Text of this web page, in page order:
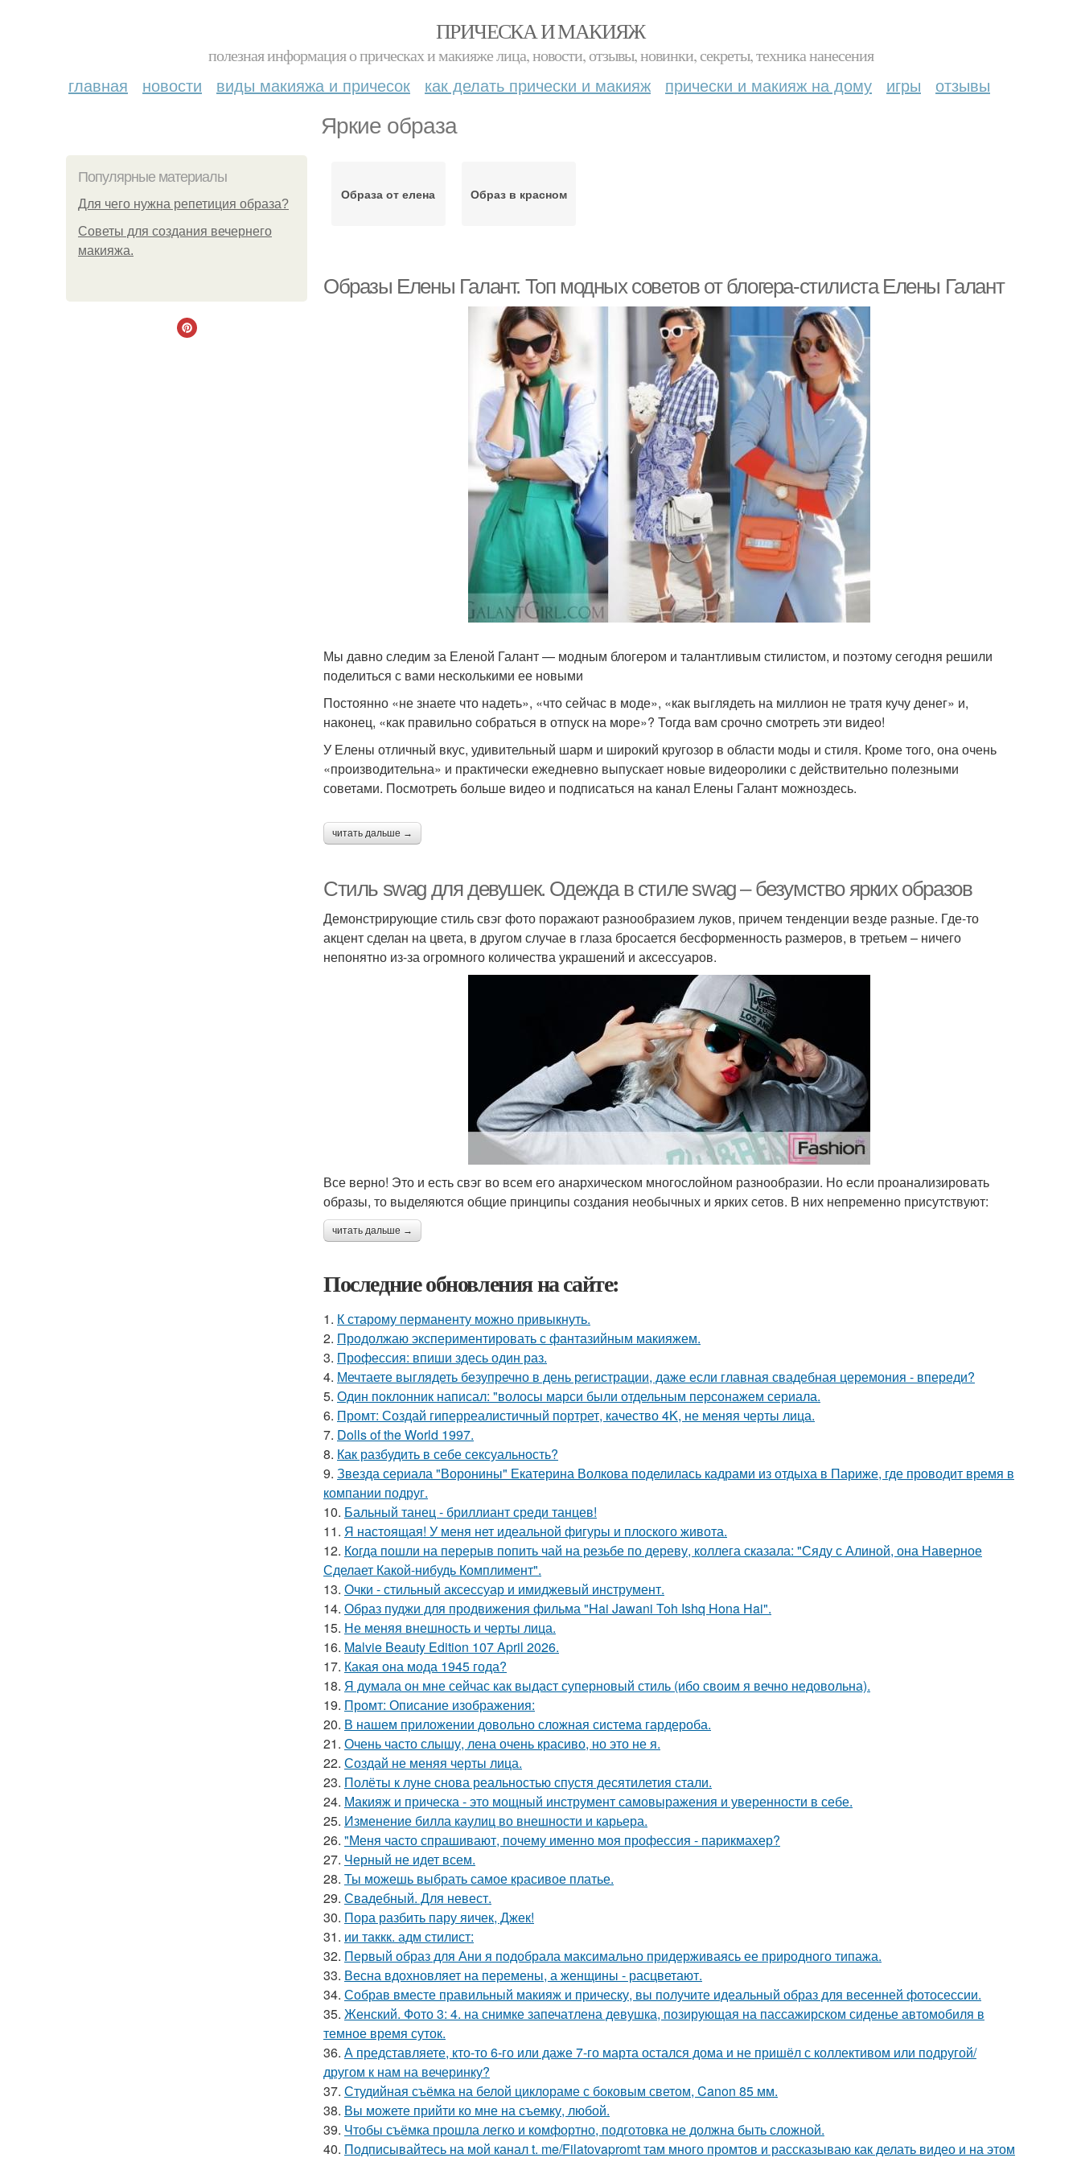
ПРИЧЕСКА И МАКИЯЖ
полезная информация о прическах и макияже лица, новости, отзывы, новинки, секреты, техника нанесения
главная новости виды макияжа и причесок как делать прически и макияж прически и макияж на дому игры отзывы
Яркие образа
Популярные материалы
Для чего нужна репетиция образа?
Советы для создания вечернего
макияжа.
Образа от елена Образ в красном
Образы Елены Галант. Топ модных советов от блогера-стилиста Елены Галант
Мы давно следим за Еленой Галант — модным блогером и талантливым стилистом, и поэтому сегодня решили
поделиться с вами несколькими ее новыми
Постоянно «не знаете что надеть», «что сейчас в моде», «как выглядеть на миллион не тратя кучу денег» и,
наконец, «как правильно собраться в отпуск на море»? Тогда вам срочно смотреть эти видео!
У Елены отличный вкус, удивительный шарм и широкий кругозор в области моды и стиля. Кроме того, она очень
«производительна» и практически ежедневно выпускает новые видеоролики с действительно полезными
советами. Посмотреть больше видео и подписаться на канал Елены Галант можноздесь.
читать дальше →
Стиль swag для девушек. Одежда в стиле swag – безумство ярких образов
Демонстрирующие стиль свэг фото поражают разнообразием луков, причем тенденции везде разные. Где-то
акцент сделан на цвета, в другом случае в глаза бросается бесформенность размеров, в третьем – ничего
непонятно из-за огромного количества украшений и аксессуаров.
Все верно! Это и есть свэг во всем его анархическом многослойном разнообразии. Но если проанализировать
образы, то выделяются общие принципы создания необычных и ярких сетов. В них непременно присутствуют:
читать дальше →
Последние обновления на сайте:
1. К старому перманенту можно привыкнуть.
2. Продолжаю экспериментировать с фантазийным макияжем.
3. Профессия: впиши здесь один раз.
4. Мечтаете выглядеть безупречно в день регистрации, даже если главная свадебная церемония - впереди?
5. Один поклонник написал: "волосы марси были отдельным персонажем сериала.
6. Промт: Создай гиперреалистичный портрет, качество 4K, не меняя черты лица.
7. Dolls of the World 1997.
8. Как разбудить в себе сексуальность?
9. Звезда сериала "Воронины" Екатерина Волкова поделилась кадрами из отдыха в Париже, где проводит время в
компании подруг.
10. Бальный танец - бриллиант среди танцев!
11. Я настоящая! У меня нет идеальной фигуры и плоского живота.
12. Когда пошли на перерыв попить чай на резьбе по дереву, коллега сказала: "Сяду с Алиной, она Наверное
Сделает Какой-нибудь Комплимент".
13. Очки - стильный аксессуар и имиджевый инструмент.
14. Образ пуджи для продвижения фильма "Hai Jawani Toh Ishq Hona Hai".
15. Не меняя внешность и черты лица.
16. Malvie Beauty Edition 107 April 2026.
17. Какая она мода 1945 года?
18. Я думала он мне сейчас как выдаст суперновый стиль (ибо своим я вечно недовольна).
19. Промт: Описание изображения:
20. В нашем приложении довольно сложная система гардероба.
21. Очень часто слышу, лена очень красиво, но это не я.
22. Создай не меняя черты лица.
23. Полёты к луне снова реальностью спустя десятилетия стали.
24. Макияж и прическа - это мощный инструмент самовыражения и уверенности в себе.
25. Изменение билла каулиц во внешности и карьера.
26. "Меня часто спрашивают, почему именно моя профессия - парикмахер?
27. Черный не идет всем.
28. Ты можешь выбрать самое красивое платье.
29. Свадебный. Для невест.
30. Пора разбить пару яичек, Джек!
31. ии таккк. адм стилист:
32. Первый образ для Ани я подобрала максимально придерживаясь ее природного типажа.
33. Весна вдохновляет на перемены, а женщины - расцветают.
34. Собрав вместе правильный макияж и прическу, вы получите идеальный образ для весенней фотосессии.
35. Женский. Фото 3: 4. на снимке запечатлена девушка, позирующая на пассажирском сиденье автомобиля в
темное время суток.
36. А представляете, кто-то 6-го или даже 7-го марта остался дома и не пришёл с коллективом или подругой/
другом к нам на вечеринку?
37. Студийная съёмка на белой циклораме с боковым светом, Canon 85 мм.
38. Вы можете прийти ко мне на съемку, любой.
39. Чтобы съёмка прошла легко и комфортно, подготовка не должна быть сложной.
40. Подписывайтесь на мой канал t. me/Filatovapromt там много промтов и рассказываю как делать видео и на этом